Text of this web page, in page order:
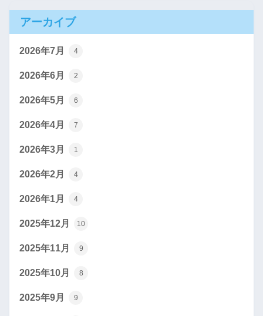
アーカイブ
2026年7月 4
2026年6月 2
2026年5月 6
2026年4月 7
2026年3月 1
2026年2月 4
2026年1月 4
2025年12月 10
2025年11月 9
2025年10月 8
2025年9月 9